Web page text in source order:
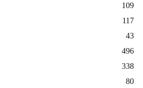
109
117
43
496
338
80